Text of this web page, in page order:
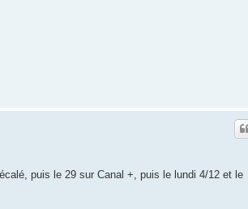
puis le 29 sur Canal +, puis le lundi 4/12 et le